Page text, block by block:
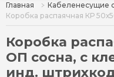
Главная
Коробка
ОП сосна, с
инд.